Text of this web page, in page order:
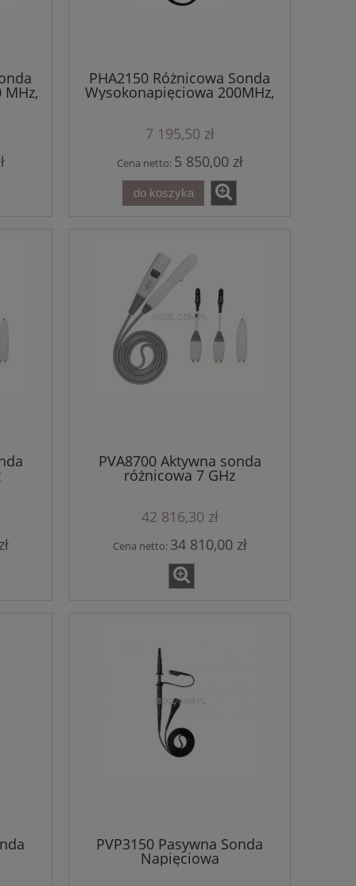
PHA2150 Różnicowa Sonda
Wysokonapięciowa 200MHz,
1500V
7 195,50 zł
Cena netto: 5 850,00 zł
do koszyka
PVA8700 Aktywna sonda
różnicowa 7 GHz
42 816,30 zł
Cena netto: 34 810,00 zł
PVP3150 Pasywna Sonda
Napięciowa